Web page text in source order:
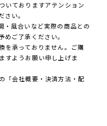
いておりますアテンション
い。
・風合いなど実際の商品との
ご了承ください。
を承っておりません。ご購
すようお願い申し上げま
「会社概要・決済方法・配